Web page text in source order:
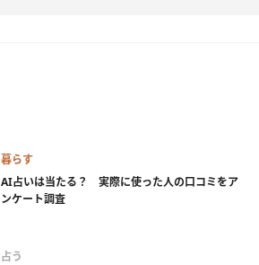
暮らす
AI占いは当たる？ 実際に使った人の口コミをア
ンケート調査
占う